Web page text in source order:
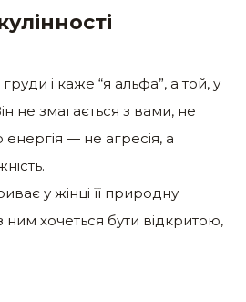
і каже “я альфа”, а той, у
не змагається з вами, не
— не агресія, а
у жінці її природну
ним хочеться бути відкритою,